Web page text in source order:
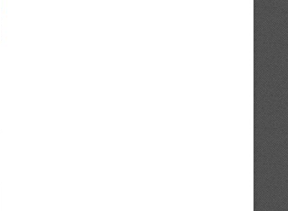
Colombia derrota 1-0 a
24 de junio de 2026